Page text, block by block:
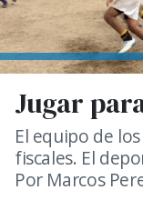
Jugar
El equipo de
fiscales. El
Por Marcos